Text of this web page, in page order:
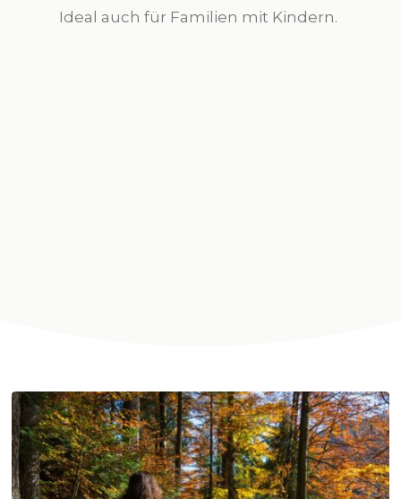
Ideal auch für Familien mit Kindern.